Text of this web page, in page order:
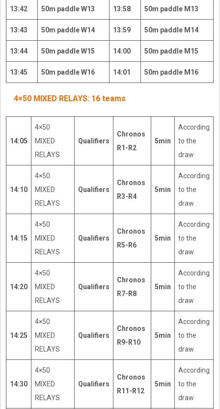
13:42 50m paddle W13 13:58 50m paddle M13
13:43 50m paddle W14 13:59 50m paddle M14
13:44 50m paddle W15 14:00 50m paddle M15
13:45 50m paddle W16 14:01 50m paddle M16
4×50 MIXED RELAYS: 16 teams
14:05
4×50
MIXED
RELAYS
Qualifiers
Chronos
R1-R2
5min
According
to the
draw
14:10
4×50
MIXED
RELAYS
Qualifiers
Chronos
R3-R4
5min
According
to the
draw
14:15
4×50
MIXED
RELAYS
Qualifiers
Chronos
R5-R6
5min
According
to the
draw
14:20
4×50
MIXED
RELAYS
Qualifiers
Chronos
R7-R8
5min
According
to the
draw
14:25
4×50
MIXED
RELAYS
Qualifiers
Chronos
R9-R10
5min
According
to the
draw
14:30
4×50
MIXED
RELAYS
Qualifiers
Chronos
R11-R12
5min
According
to the
draw